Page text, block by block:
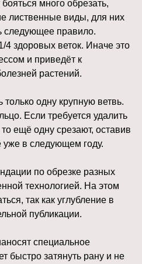
много обрезать,
лиственные виды, для них
следующее правило.
4 здоровых веток. Иначе это
и приведёт к
растений.
одну крупную ветвь.
Если требуется удалить
ещё одну срезают, оставив
уже в следующем году.
по обрезке разных
технологией. На этом
так как углубление в
публикации.
специальное
быстро затянуть рану и не